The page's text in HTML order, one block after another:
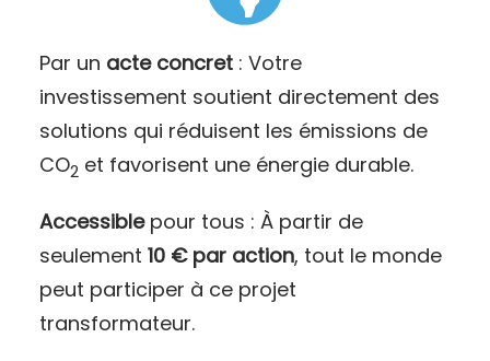
Par un acte concret: Votre
investissement soutient directement des
solutions qui réduisent les émissions de
CO2 et favorisent une énergie durable.
Accessiblepour tous : À partir de
seulement 10 € par action, tout le monde
peut participer à ce projet
transformateur.